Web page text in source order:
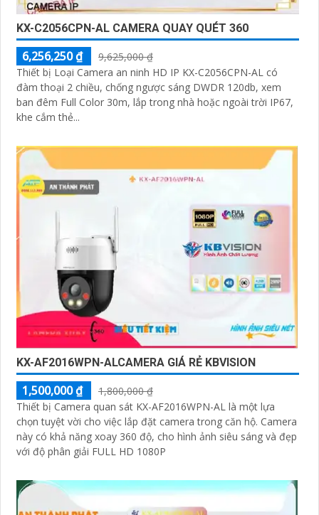
KX-C2056CPN-AL CAMERA QUAY QUÉT 360
6,256,250 ₫
9,625,000 ₫
Thiết bị Loại Camera an ninh HD IP KX-C2056CPN-AL có
đàm thoại 2 chiều, chống ngược sáng DWDR 120db, xem
ban đêm Full Color 30m, lắp trong nhà hoặc ngoài trời IP67,
khe cắm thẻ...
KX-AF2016WPN-ALCAMERA GIÁ RẺ KBVISION
1,500,000 ₫
1,800,000 ₫
Thiết bị Camera quan sát KX-AF2016WPN-AL là một lựa
chọn tuyệt vời cho việc lắp đặt camera trong căn hộ. Camera
này có khả năng xoay 360 độ, cho hình ảnh siêu sáng và đẹp
với độ phân giải FULL HD 1080P